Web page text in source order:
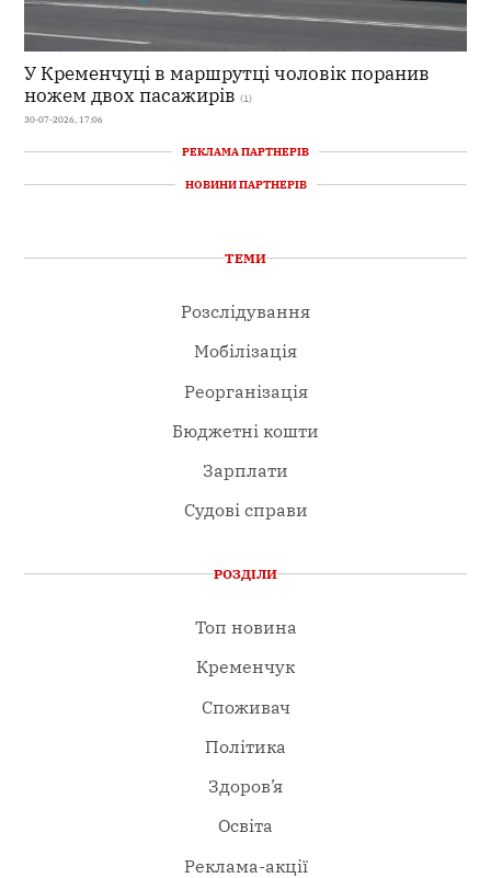
У Кременчуці в маршрутці чоловік поранив
ножем двох пасажирів (1)
30-07-2026, 17:06
РЕКЛАМА ПАРТНЕРІВ
НОВИНИ ПАРТНЕРІВ
ТЕМИ
Розслідування
Мобілізація
Реорганізація
Бюджетні кошти
Зарплати
Судові справи
РОЗДІЛИ
Топ новина
Кременчук
Споживач
Політика
Здоров’я
Освіта
Реклама-акції